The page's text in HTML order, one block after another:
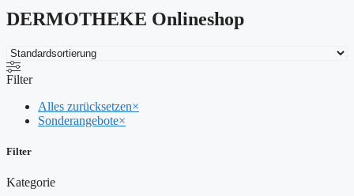
DERMOTHEKE Onlineshop
Filter
Alles zurücksetzen×
Sonderangebote×
Filter
Kategorie